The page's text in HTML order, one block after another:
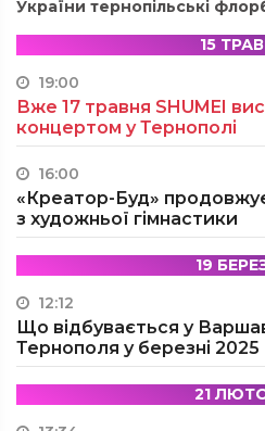
України тернопільські
15
19:00
Вже 17 травня SHUMEI
концертом у Тернополі
16:00
«Креатор-Буд»
з художньої гімнастики
19
12:12
Що відбувається у
Тернополя у березні 2025
21